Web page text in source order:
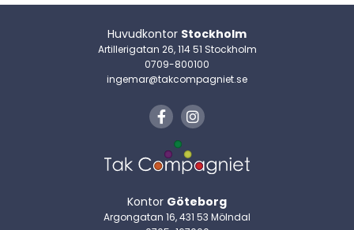
Huvudkontor Stockholm
Artillerigatan 26, 114 51 Stockholm
0709-800100
ingemar@takcompagniet.se
Kontor Göteborg
Argongatan 16, 431 53 Mölndal